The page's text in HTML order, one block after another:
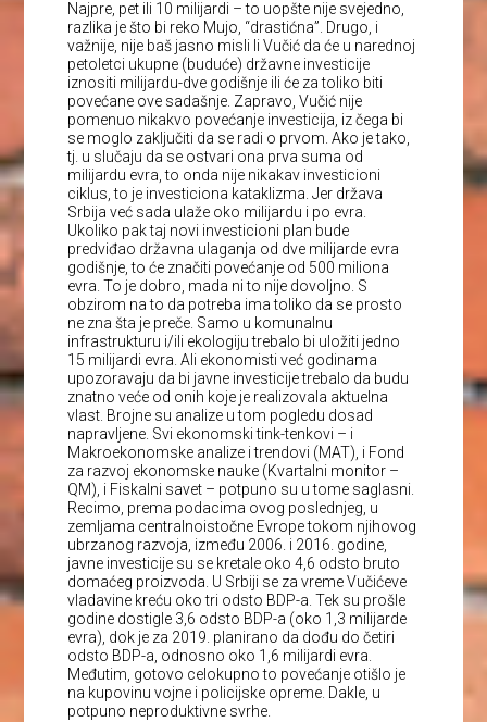
Najpre, pet ili 10 milijardi – to uopšte nije svejedno,
razlika je što bi reko Mujo, “drastićna”. Drugo, i
važnije, nije baš jasno misli li Vučić da će u narednoj
petoletci ukupne (buduće) državne investicije
iznositi milijardu-dve godišnje ili će za toliko biti
povećane ove sadašnje. Zapravo, Vučić nije
pomenuo nikakvo povećanje investicija, iz čega bi
se moglo zaključiti da se radi o prvom. Ako je tako,
tj. u slučaju da se ostvari ona prva suma od
milijardu evra, to onda nije nikakav investicioni
ciklus, to je investiciona kataklizma. Jer država
Srbija već sada ulaže oko milijardu i po evra.
Ukoliko pak taj novi investicioni plan bude
predviđao državna ulaganja od dve milijarde evra
godišnje, to će značiti povećanje od 500 miliona
evra. To je dobro, mada ni to nije dovoljno. S
obzirom na to da potreba ima toliko da se prosto
ne zna šta je preče. Samo u komunalnu
infrastrukturu i/ili ekologiju trebalo bi uložiti jedno
15 milijardi evra. Ali ekonomisti već godinama
upozoravaju da bi javne investicije trebalo da budu
znatno veće od onih koje je realizovala aktuelna
vlast. Brojne su analize u tom pogledu dosad
napravljene. Svi ekonomski tink-tenkovi – i
Makroekonomske analize i trendovi (MAT), i Fond
za razvoj ekonomske nauke (Kvartalni monitor –
QM), i Fiskalni savet – potpuno su u tome saglasni.
Recimo, prema podacima ovog poslednjeg, u
zemljama centralnoistočne Evrope tokom njihovog
ubrzanog razvoja, između 2006. i 2016. godine,
javne investicije su se kretale oko 4,6 odsto bruto
domaćeg proizvoda. U Srbiji se za vreme Vučićeve
vladavine kreću oko tri odsto BDP-a. Tek su prošle
godine dostigle 3,6 odsto BDP-a (oko 1,3 milijarde
evra), dok je za 2019. planirano da dođu do četiri
odsto BDP-a, odnosno oko 1,6 milijardi evra.
Međutim, gotovo celokupno to povećanje otišlo je
na kupovinu vojne i policijske opreme. Dakle, u
potpuno neproduktivne svrhe.